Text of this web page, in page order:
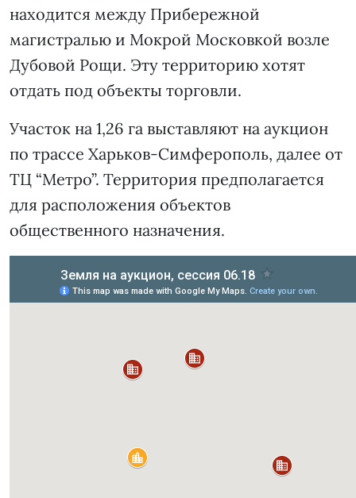
находится между Прибережной
магистралью и Мокрой Московкой возле
Дубовой Рощи. Эту территорию хотят
отдать под объекты торговли.
Участок на 1,26 га выставляют на аукцион
по трассе Харьков-Симферополь, далее от
ТЦ “Метро”. Территория предполагается
для расположения объектов
общественного назначения.